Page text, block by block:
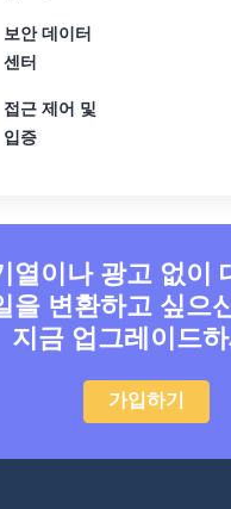
보안 데이터
센터
접근 제어 및
입증
열이나 광고 없이
을 변환하고 싶으
지금 업그레이드
가입하기